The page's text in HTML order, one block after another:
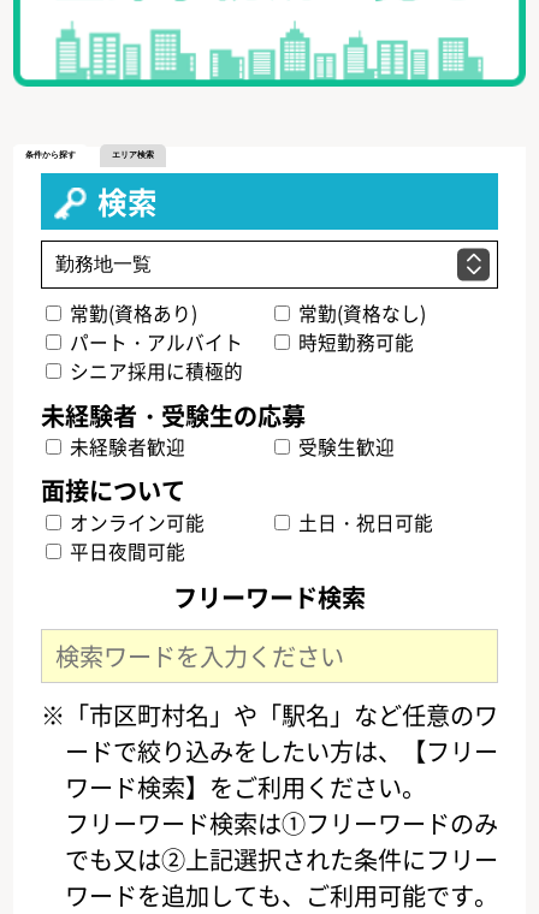
条件から探す エリア検索
検索
常勤(資格あり)
常勤(資格なし)
パート・アルバイト
時短勤務可能
シニア採用に積極的
未経験者歓迎 受験生歓迎
オンライン可能
土日・祝日可能
平日夜間可能
フリーワード検索
※「市区町村名」や「駅名」など任意のワ
ードで絞り込みをしたい方は、【フリー
ワード検索】をご利用ください。
フリーワード検索は①フリーワードのみ
でも又は②上記選択された条件にフリー
ワードを追加しても、ご利用可能です。